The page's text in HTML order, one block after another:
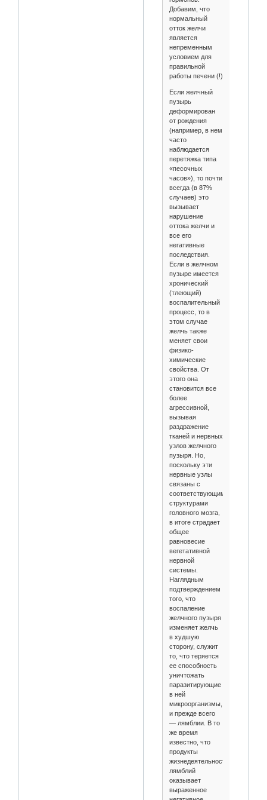
Добавим, что
нормальный
отток желчи
является
непременным
условием для
правильной
работы печени (!)
Если желчный
пузырь
деформирован
от рождения
(например, в нем
часто
наблюдается
перетяжка типа
«песочных
часов»), то почти
всегда (в 87%
случаев) это
вызывает
нарушение
оттока желчи и
все его
негативные
последствия.
Если в желчном
пузыре имеется
хронический
(тлеющий)
воспалительный
процесс, то в
этом случае
желчь также
меняет свои
физико-
химические
свойства. От
этого она
становится все
более
агрессивной,
вызывая
раздражение
тканей и нервных
узлов желчного
пузыря. Но,
поскольку эти
нервные узлы
связаны с
соответствующими
структурами
головного мозга,
в итоге страдает
общее
равновесие
вегетативной
нервной
системы.
Наглядным
подтверждением
того, что
воспаление
желчного пузыря
изменяет желчь
в худшую
сторону, служит
то, что теряется
ее способность
уничтожать
паразитирующие
в ней
микроорганизмы,
и прежде всего
— лямблии. В то
же время
известно, что
продукты
жизнедеятельности
лямблий
оказывает
выраженное